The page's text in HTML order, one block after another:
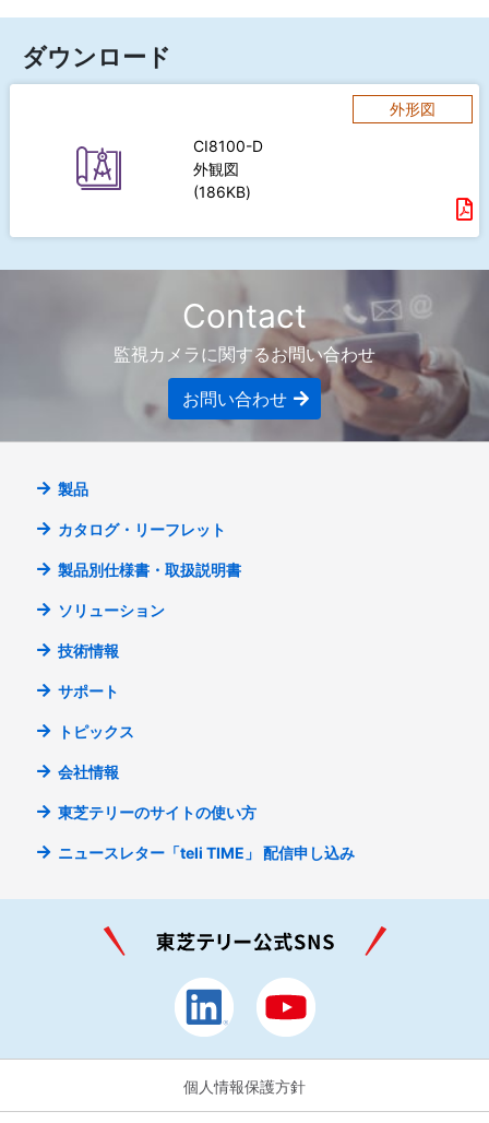
ダウンロード
外形図
CI8100-D
外観図
(186KB)
Contact
監視カメラに関するお問い合わせ
お問い合わせ
製品
カタログ・リーフレット
製品別仕様書・取扱説明書
ソリューション
技術情報
サポート
トピックス
会社情報
東芝テリーのサイトの使い方
ニュースレター「teli TIME」 配信申し込み
個人情報保護方針